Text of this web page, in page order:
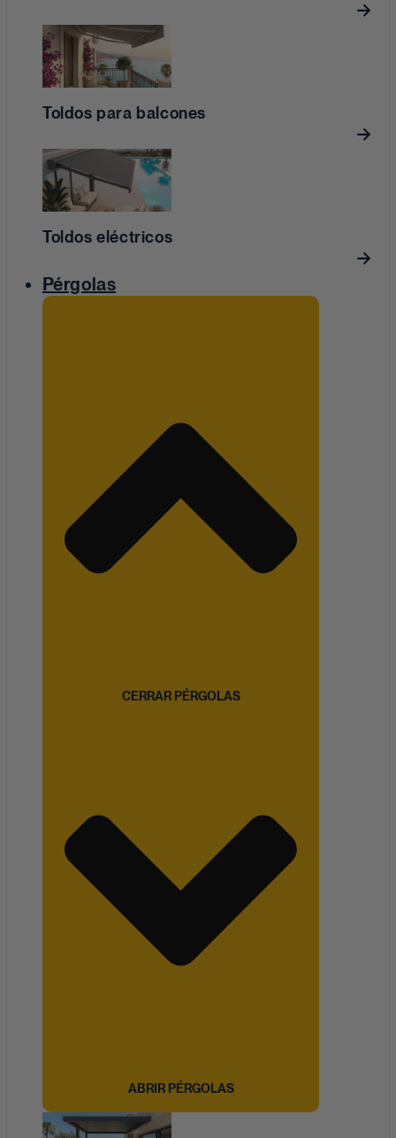
Toldos para balcones
Toldos eléctricos
Pérgolas
CERRAR PÉRGOLAS
ABRIR PÉRGOLAS